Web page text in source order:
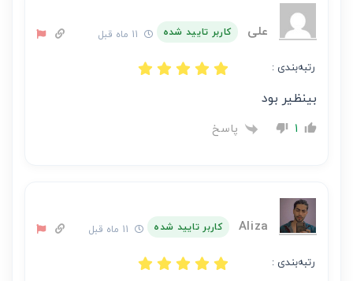
نویسنده
علی کاربر تایید شده
رتبه‌بندی :
بینظیر بود
1 پاسخ
Aliza کاربر تایید شده
رتبه‌بندی :